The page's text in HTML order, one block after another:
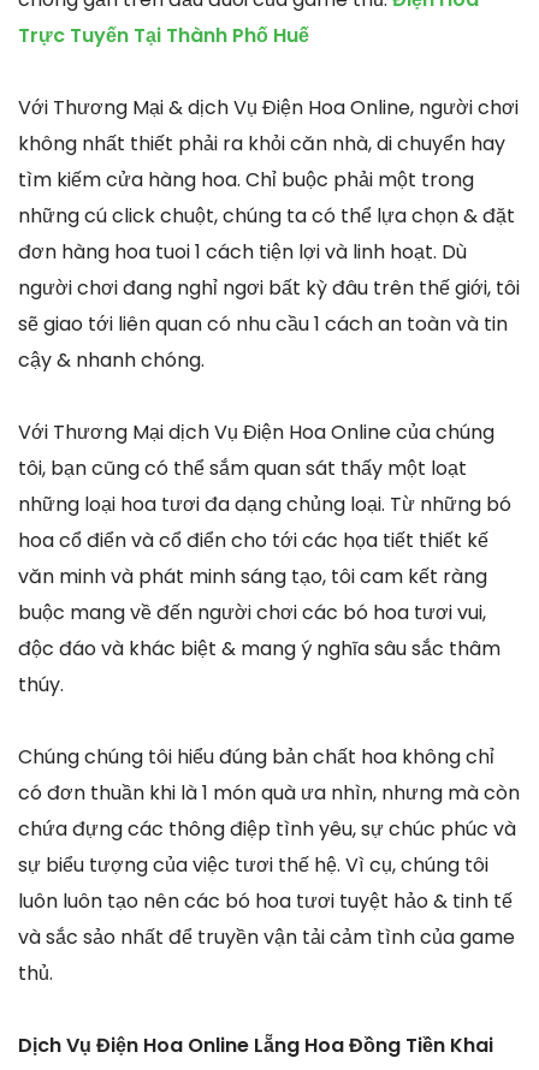
Trực Tuyến Tại Thành Phố Huế
Với Thương Mại & dịch Vụ Điện Hoa Online, người chơi
không nhất thiết phải ra khỏi căn nhà, di chuyển hay
tìm kiếm cửa hàng hoa. Chỉ buộc phải một trong
những cú click chuột, chúng ta có thể lựa chọn & đặt
đơn hàng hoa tuoi 1 cách tiện lợi và linh hoạt. Dù
người chơi đang nghỉ ngơi bất kỳ đâu trên thế giới, tôi
sẽ giao tới liên quan có nhu cầu 1 cách an toàn và tin
cậy & nhanh chóng.
Với Thương Mại dịch Vụ Điện Hoa Online của chúng
tôi, bạn cũng có thể sắm quan sát thấy một loạt
những loại hoa tươi đa dạng chủng loại. Từ những bó
hoa cổ điển và cổ điển cho tới các họa tiết thiết kế
văn minh và phát minh sáng tạo, tôi cam kết ràng
buộc mang về đến người chơi các bó hoa tươi vui,
độc đáo và khác biệt & mang ý nghĩa sâu sắc thâm
thúy.
Chúng chúng tôi hiểu đúng bản chất hoa không chỉ
có đơn thuần khi là 1 món quà ưa nhìn, nhưng mà còn
chứa đựng các thông điệp tình yêu, sự chúc phúc và
sự biểu tượng của việc tươi thế hệ. Vì cụ, chúng tôi
luôn luôn tạo nên các bó hoa tươi tuyệt hảo & tinh tế
và sắc sảo nhất để truyền vận tải cảm tình của game
thủ.
Dịch Vụ Điện Hoa Online Lẵng Hoa Đồng Tiền Khai